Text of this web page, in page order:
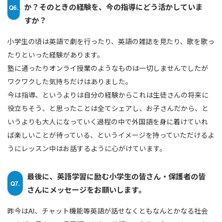
Q6.
か？そのときの経験を、今の指導にどう活かしていま
すか？
小学生の頃は英語で劇を行ったり、英語の雑誌を見たり、歌を歌っ
たりといった経験があります。
塾に通ったりオンライ授業のようなものは一切しませんでしたが
ワクワクした気持ちだけはありました。
今は指導、というよりは自分の経験からこれは生徒さんの将来に
役立ちそう、と思ったことは全てシェアし、お子さんだから、と
いうよりも大人になっていく過程の中で外国語を身に着けていれ
ば楽しいことが待っている、というイメージを持っていただけるよ
うにレッスン中はお話するように心がけています。
Q7.
最後に、英語学習に励む小学生の皆さん・保護者の皆
さんにメッセージをお願いします。
昨今はAI、チャット機能等英語が話せなくともなんとかなる社会